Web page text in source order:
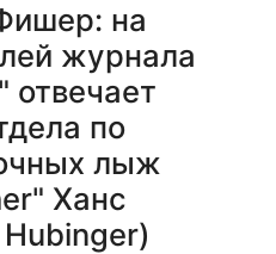
на
журнала
по
лыж
Ханс